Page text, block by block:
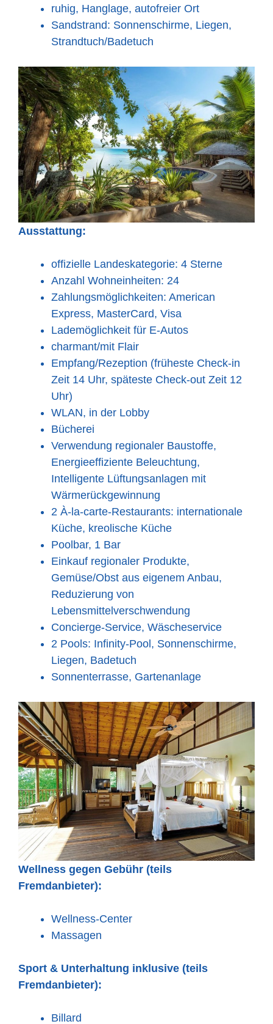
ruhig, Hanglage, autofreier Ort
Sandstrand: Sonnenschirme, Liegen,
Strandtuch/Badetuch
Ausstattung:
offizielle Landeskategorie: 4 Sterne
Anzahl Wohneinheiten: 24
Zahlungsmöglichkeiten: American
Express, MasterCard, Visa
Lademöglichkeit für E-Autos
charmant/mit Flair
Empfang/Rezeption (früheste Check-in
Zeit 14 Uhr, späteste Check-out Zeit 12
Uhr)
WLAN, in der Lobby
Bücherei
Verwendung regionaler Baustoffe,
Energieeffiziente Beleuchtung,
Intelligente Lüftungsanlagen mit
Wärmerückgewinnung
2 À-la-carte-Restaurants: internationale
Küche, kreolische Küche
Poolbar, 1 Bar
Einkauf regionaler Produkte,
Gemüse/Obst aus eigenem Anbau,
Reduzierung von
Lebensmittelverschwendung
Concierge-Service, Wäscheservice
2 Pools: Infinity-Pool, Sonnenschirme,
Liegen, Badetuch
Sonnenterrasse, Gartenanlage
Wellness gegen Gebühr (teils
Fremdanbieter):
Wellness-Center
Massagen
Sport & Unterhaltung inklusive (teils
Fremdanbieter):
Billard